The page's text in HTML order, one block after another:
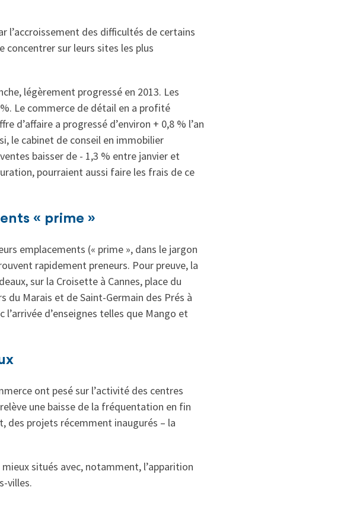
l’accroissement des difficultés de certains
concentrer sur leurs sites les plus
légèrement progressé en 2013. Les
Le commerce de détail en a profité
d’affaire a progressé d’environ + 0,8 % l’an
le cabinet de conseil en immobilier
baisser de - 1,3 % entre janvier et
pourraient aussi faire les frais de ce
« prime »
emplacements (« prime », dans le jargon
rapidement preneurs. Pour preuve, la
sur la Croisette à Cannes, place du
du Marais et de Saint-Germain des Prés à
l’arrivée d’enseignes telles que Mango et
ont pesé sur l’activité des centres
une baisse de la fréquentation en fin
des projets récemment inaugurés – la
situés avec, notamment, l’apparition
villes.